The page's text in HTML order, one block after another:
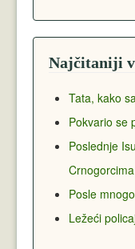
Najčitaniji
Tata, kako
Pokvario se
Poslednje
Crnogorcima
Posle
Ležeći